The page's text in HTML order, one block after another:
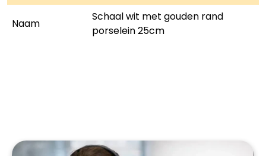
Naam
Schaal wit met gouden rand
porselein 25cm